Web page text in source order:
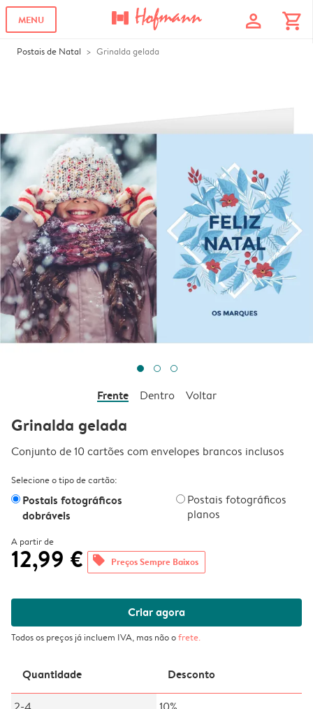
MENU profile shopping_cart
Postais de Natal Grinalda gelada
Frente Dentro Voltar
Grinalda gelada
Conjunto de 10 cartões com envelopes brancos inclusos
Selecione o tipo de cartão:
Postais fotográficos
dobráveis
Postais fotográficos
planos
A partir de
12,99 € offers Preços Sempre Baixos
Criar agora
Todos os preços já incluem IVA, mas não ofrete.
Quantidade Desconto